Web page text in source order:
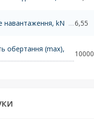
навантаження, kN 6,55
обертання (max),
10000